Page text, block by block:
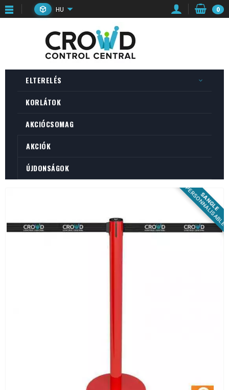
HU 0
ELTERELÉS
KORLÁTOK
AKCIÓCSOMAG
AKCIÓK
ÚJDONSÁGOK
SANGLE
PERSONNALISABLE